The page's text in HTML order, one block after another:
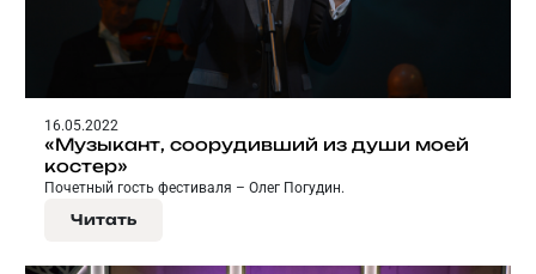
16.05.2022
«Музыкант, соорудивший из души моей
костер»
Почетный гость фестиваля – Олег Погудин.
Читать